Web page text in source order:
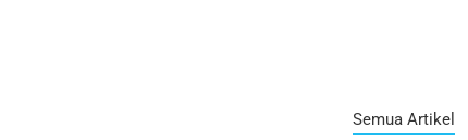
Semua Artikel